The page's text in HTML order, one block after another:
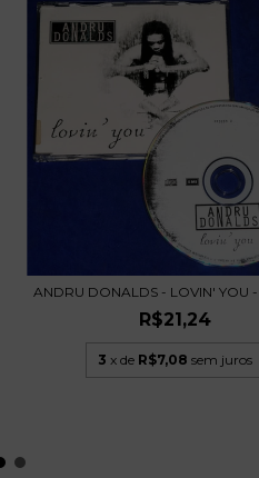
ANDRU DONALDS - LOVIN' YOU -
R$21,24
3 x de R$7,08 sem juros